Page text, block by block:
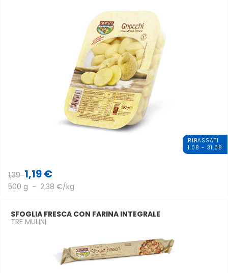
RIBASSATI
1.08 - 31.08
1,391,19 €
500 g - 2,38 €/kg
SFOGLIA FRESCA CON FARINA INTEGRALE
TRE MULINI